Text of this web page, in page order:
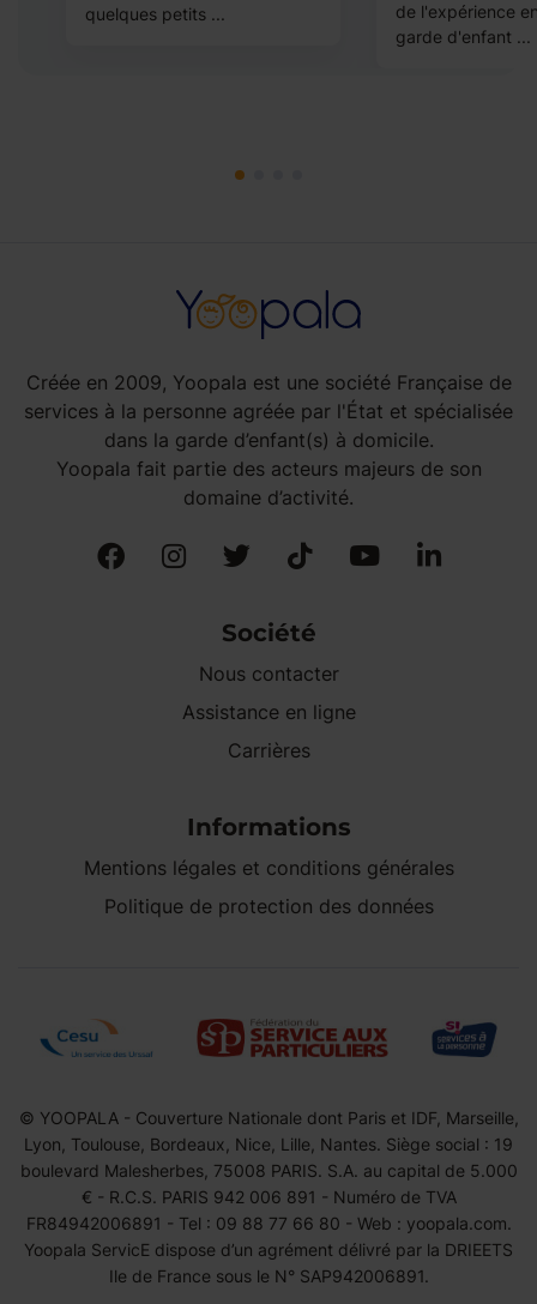
quelques petits ...
de l'expérience
garde d'enfant ...
Créée en 2009, Yoopala est une société Française de
services à la personne agréée par l'État et spécialisée
dans la garde d’enfant(s) à domicile.
Yoopala fait partie des acteurs majeurs de son
domaine d’activité.
Société
Nous contacter
Assistance en ligne
Carrières
Informations
Mentions légales et conditions générales
Politique de protection des données
© YOOPALA - Couverture Nationale dont Paris et IDF, Marseille,
Lyon, Toulouse, Bordeaux, Nice, Lille, Nantes. Siège social : 19
boulevard Malesherbes, 75008 PARIS. S.A. au capital de 5.000
€ - R.C.S. PARIS 942 006 891 - Numéro de TVA
FR84942006891 - Tel : 09 88 77 66 80 - Web : yoopala.com.
Yoopala ServicE dispose d’un agrément délivré par la DRIEETS
Ile de France sous le N° SAP942006891.